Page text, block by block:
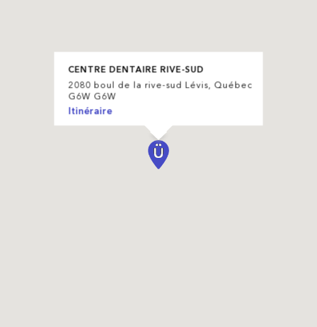
CENTRE DENTAIRE RIVE-SUD
2080 boul de la rive-sud Lévis, Québec
G6W G6W
Itinéraire